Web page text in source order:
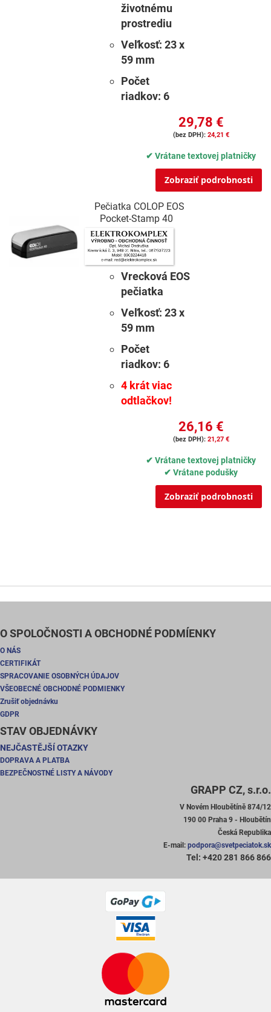
životnému
prostrediu
Veľkosť: 23 x
59 mm
Počet
riadkov: 6
29,78 €
24,21 €
✔ Vrátane textovej platničky
Zobraziť podrobnosti
Pečiatka COLOP EOS
Pocket-Stamp 40
Vrecková EOS
pečiatka
Veľkosť: 23 x
59 mm
Počet
riadkov: 6
4 krát viac
odtlačkov!
26,16 €
21,27 €
✔ Vrátane textovej platničky
✔ Vrátane podušky
Zobraziť podrobnosti
O SPOLOČNOSTI A OBCHODNÉ PODMÍENKY
O NÁS
CERTIFIKÁT
SPRACOVANIE OSOBNÝCH ÚDAJOV
VŠEOBECNÉ OBCHODNÉ PODMIENKY
Zrušiť objednávku
GDPR
STAV OBJEDNÁVKY
NEJČASTĚJŠÍ OTAZKY
DOPRAVA A PLATBA
BEZPEČNOSTNÉ LISTY A NÁVODY
GRAPP CZ, s.r.o.
V Novém Hloubětíně 874/12
190 00 Praha 9 - Hloubětín
Česká Republika
E-mail: podpora@svetpeciatok.sk
Tel: +420 281 866 866